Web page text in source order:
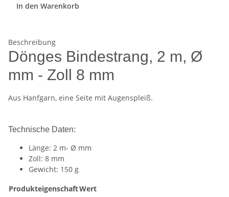
In den Warenkorb
Beschreibung
Dönges Bindestrang, 2 m, Ø
mm - Zoll 8 mm
Aus Hanfgarn, eine Seite mit Augenspleiß.
Technische Daten:
Länge: 2 m- Ø mm
Zoll: 8 mm
Gewicht: 150 g
ProdukteigenschaftWert